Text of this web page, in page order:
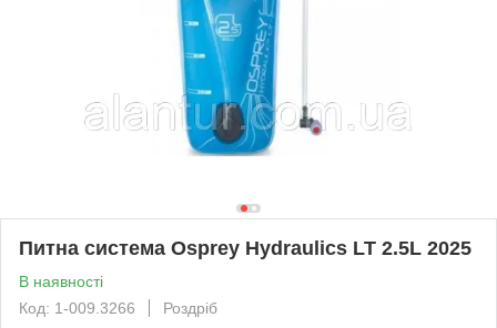
Питна система Osprey Hydraulics LT 2.5L 2025
В наявності
Код: 1-009.3266
Роздріб